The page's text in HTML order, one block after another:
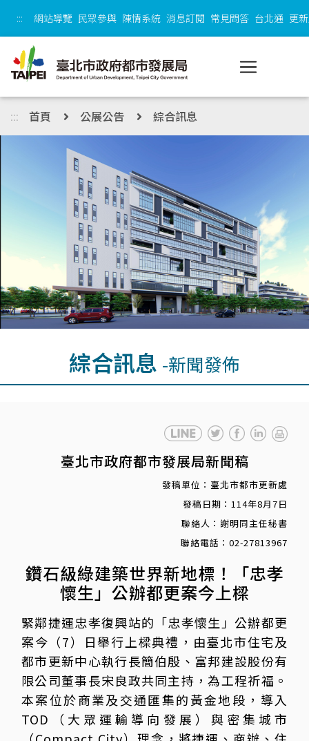
::: 網站導覽 民眾參與 陳情系統 消息訂閱 常見問答 台北通 更
::: 首頁 公展公告 綜合訊息
綜合訊息 -新聞發佈
臺北市政府都市發展局新聞稿
發稿單位：臺北市都市更新處
發稿日期：114年8月7日
聯絡人：謝明同主任秘書
聯絡電話：02-27813967
鑽石級綠建築世界新地標！「忠孝
懷生」公辦都更案今上樑
緊鄰捷運忠孝復興站的「忠孝懷生」公辦都更
案今（7）日舉行上樑典禮，由臺北市住宅及
都市更新中心執行長簡伯殷、富邦建設股份有
限公司董事長宋良政共同主持，為工程祈福。
本案位於商業及交通匯集的黃金地段，導入
TOD（大眾運輸導向發展）與密集城市